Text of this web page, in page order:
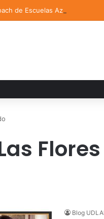
de Escuelas Aztecas
Blog